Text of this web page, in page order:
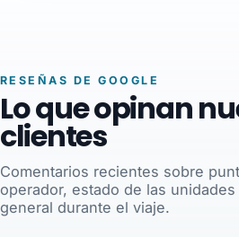
RESEÑAS DE GOOGLE
Lo que opinan
clientes
Comentarios recientes sobre
operador, estado de las
general durante el viaje.